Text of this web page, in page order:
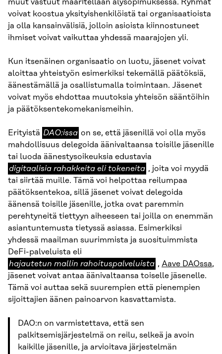
muut vastuut määritellään älysopimuksessa. Ryhmät
voivat koostua yksityishenkilöistä tai organisaatioista
ja olla kansainvälisiä, jolloin asioista kiinnostuneet
ihmiset voivat vaikuttaa yhdessä maarajojen yli.
Kun itsenäinen organisaatio on luotu, jäsenet voivat
aloittaa yhteistyön esimerkiksi tekemällä päätöksiä,
äänestämällä ja osallistumalla toimintaan. Jäsenet
voivat myös ehdottaa muutoksia yhteisön sääntöihin
ja päätöksentekomekanismeihin.
Erityistä DAO:issa
DAO:issa on se, että jäsenillä voi olla myös
mahdollisuus delegoida äänivaltaansa toisille jäsenille
tai luoda äänestysoikeuksia edustavia
rahakkeita
eli
tokeneita
digitaalisia rahakkeita eli tokeneita , joita voi myydä
tai siirtää muille. Tämä voi helpottaa reilumpaa
päätöksentekoa, sillä jäsenet voivat delegoida
äänensä toisille jäsenille, jotka ovat paremmin
perehtyneitä tiettyyn aiheeseen tai joilla on enemmän
asiantuntemusta tietyssä asiassa. Esimerkiksi
yhdessä maailman suurimmista ja suosituimmista
DeFi-palveluista eli
mallin
rahoituspalveluista
hajautetun mallin rahoituspalveluista , Aave DAOssa,
jäsenet voivat antaa äänivaltaansa toiselle jäsenelle.
Tämä voi auttaa sekä suurempien että pienempien
sijoittajien äänen painoarvon kasvattamista.
DAO:n on varmistettava, että sen
palkitsemisjärjestelmä on reilu, selkeä ja avoin
kaikille jäsenille, ja arvioitava järjestelmän